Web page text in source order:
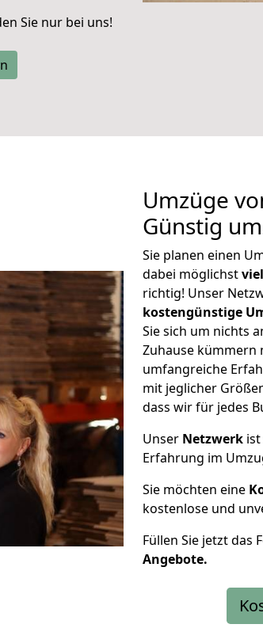
Sie nur bei uns!
Umzüge
Günstig
Sie planen einen
dabei möglichst
richtig! Unser
kostengünstige
Sie sich um nichts
Zuhause kümmern
umfangreiche
mit jeglicher
dass wir für jedes
Unser Netzwerk
Erfahrung im
Sie möchten eine
kostenlose und
Füllen Sie jetzt das
Angebote.